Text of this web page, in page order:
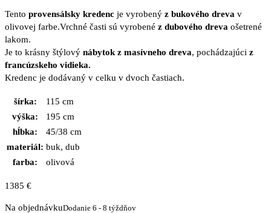
Tento provensálsky kredenc je vyrobený z bukového dreva v
olivovej farbe.Vrchné časti sú vyrobené z dubového dreva ošetrené
lakom.
Je to krásny štýlový nábytok z masívneho dreva, pochádzajúci z
francúzskeho vidieka.
Kredenc je dodávaný v celku v dvoch častiach.
šírka:
115 cm
výška:
195 cm
hĺbka:
45/38 cm
materiál: buk, dub
farba:
olivová
1385 €
Na objednávkuDodanie 6 - 8 týždňov